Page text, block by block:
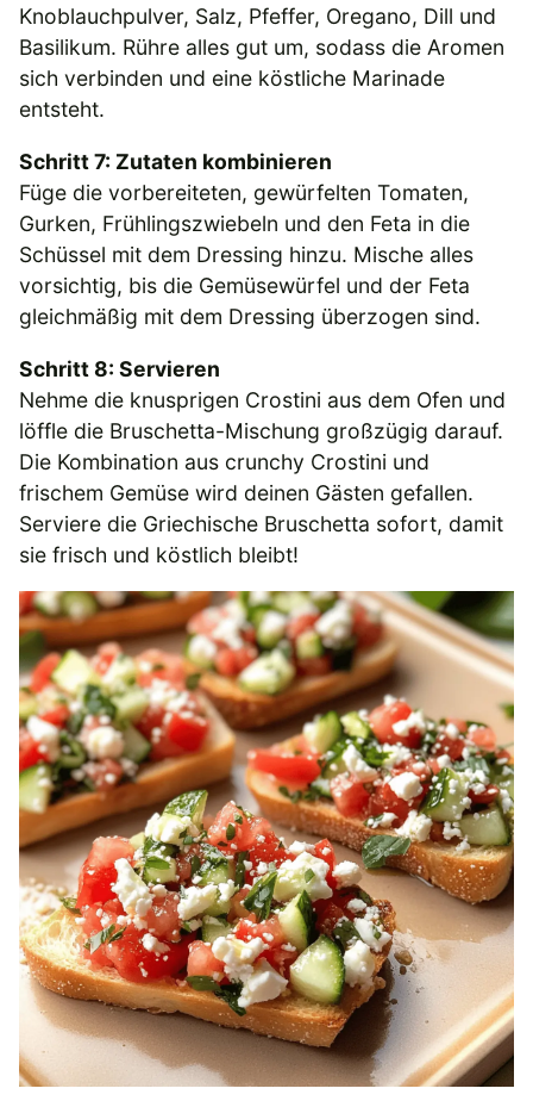
Knoblauchpulver, Salz, Pfeffer, Oregano, Dill und
Basilikum. Rühre alles gut um, sodass die Aromen
sich verbinden und eine köstliche Marinade
entsteht.
Schritt 7: Zutaten kombinieren
Füge die vorbereiteten, gewürfelten Tomaten,
Gurken, Frühlingszwiebeln und den Feta in die
Schüssel mit dem Dressing hinzu. Mische alles
vorsichtig, bis die Gemüsewürfel und der Feta
gleichmäßig mit dem Dressing überzogen sind.
Schritt 8: Servieren
Nehme die knusprigen Crostini aus dem Ofen und
löffle die Bruschetta-Mischung großzügig darauf.
Die Kombination aus crunchy Crostini und
frischem Gemüse wird deinen Gästen gefallen.
Serviere die Griechische Bruschetta sofort, damit
sie frisch und köstlich bleibt!